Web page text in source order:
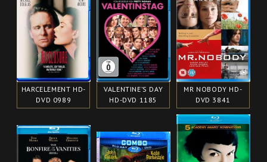
HARCELEMENT HD-
DVD 0989
VALENTINE’S DAY
HD-DVD 1185
MR NOBODY HD-
DVD 3841